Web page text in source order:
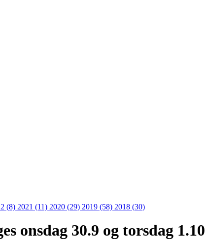
(8) 2021 (11) 2020 (29) 2019 (58) 2018 (30)
onsdag 30.9 og torsdag 1.10